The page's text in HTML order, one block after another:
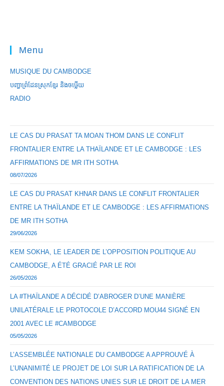
Menu
MUSIQUE DU CAMBODGE
បញ្ហាព្រំដែនស្រុកខ្មែរ និងចឞ្លើយ
RADIO
LE CAS DU PRASAT TA MOAN THOM DANS LE CONFLIT
FRONTALIER ENTRE LA THAÏLANDE ET LE CAMBODGE : LES
AFFIRMATIONS DE MR ITH SOTHA
08/07/2026
LE CAS DU PRASAT KHNAR DANS LE CONFLIT FRONTALIER
ENTRE LA THAÏLANDE ET LE CAMBODGE : LES AFFIRMATIONS
DE MR ITH SOTHA
29/06/2026
KEM SOKHA, LE LEADER DE L’OPPOSITION POLITIQUE AU
CAMBODGE, A ÉTÉ GRACIÉ PAR LE ROI
26/05/2026
LA #THAÏLANDE A DÉCIDÉ D’ABROGER D’UNE MANIÈRE
UNILATÉRALE LE PROTOCOLE D’ACCORD MOU44 SIGNÉ EN
2001 AVEC LE #CAMBODGE
05/05/2026
L’ASSEMBLÉE NATIONALE DU CAMBODGE A APPROUVÉ À
L’UNANIMITÉ LE PROJET DE LOI SUR LA RATIFICATION DE LA
CONVENTION DES NATIONS UNIES SUR LE DROIT DE LA MER